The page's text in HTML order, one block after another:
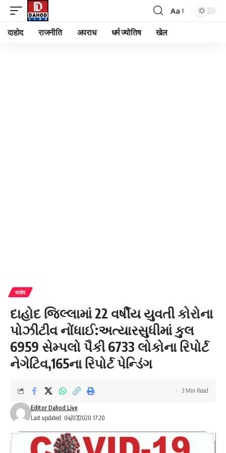
Font
Aa
दाहोद राजनीति अपराध धर्म ज्योतिष खेल
दाहोद
દાહોદ જિલ્લામાં 22 વર્ષીય યુવતી કોરોના
પોઝીટીવ નોંધાઈ:અત્યારસુધીમાં કુલ
6959 સેમ્પલો પૈકી 6733 લોકોના રિપોર્ટ
નેગેટિવ,165ના રિપોર્ટ પેન્ડિંગ
Last updated: 04/07/2020 17:20
Editor Dahod Live
3 Min Read